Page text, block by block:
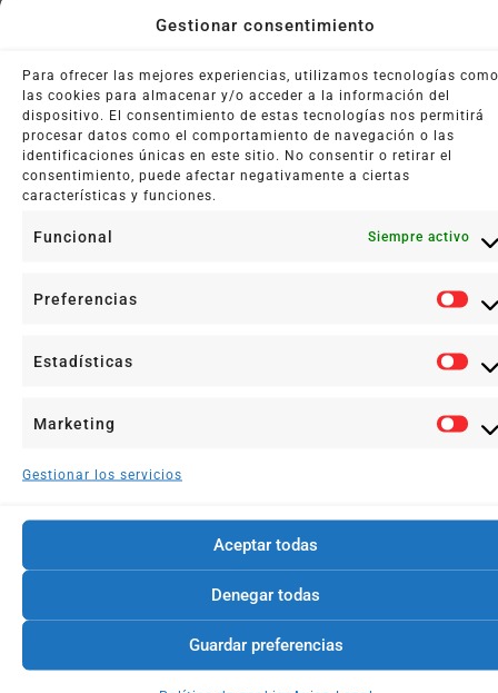
Gestionar consentimiento
Para ofrecer las mejores experiencias, utilizamos tecnologías como
las cookies para almacenar y/o acceder a la información del
dispositivo. El consentimiento de estas tecnologías nos permitirá
procesar datos como el comportamiento de navegación o las
identificaciones únicas en este sitio. No consentir o retirar el
consentimiento, puede afectar negativamente a ciertas
características y funciones.
Funcional Siempre activo
Preferencias
Estadísticas
Marketing
Gestionar los servicios
Aceptar todas
Denegar todas
Guardar preferencias
Un Poquito Cada Día
26 noviembre, 2025
Leer más +